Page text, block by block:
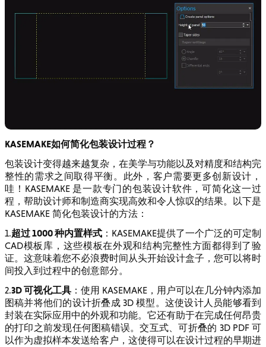
KASEMAKE如何简化包装设计过程？
包装设计变得越来越复杂，在美学与功能以及对精度和结构完
整性的需求之间取得平衡。此外，客户需要更多创新设计，
哇！KASEMAKE 是一款专门的包装设计软件，可简化这一过
程，帮助设计师和制造商实现高效和令人惊叹的结果。以下是
KASEMAKE 简化包装设计的方法：
1.超过 1000 种内置样式 ：KASEMAKE提供了一个广泛的可定制
CAD模板库，这些模板在外观和结构完整性方面都得到了验
证。这意味着您不必浪费时间从头开始设计盒子，您可以将时
间投入到过程中的创意部分。
2.3D 可视化工具 ：使用 KASEMAKE，用户可以在几分钟内添加
图稿并将他们的设计折叠成 3D 模型。这使设计人员能够看到
封装在实际应用中的外观和功能。它还有助于在完成任何昂贵
的打印之前发现任何图稿错误。交互式、可折叠的 3D PDF 可
以作为虚拟样本发送给客户，这使得可以在设计过程的早期进